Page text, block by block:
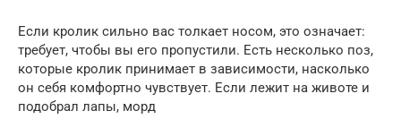
Если кролик сильно вас толкает носом, это означает:
требует, чтобы вы его пропустили. Есть несколько поз,
которые кролик принимает в зависимости, насколько
он себя комфортно чувствует. Если лежит на животе и
подобрал лапы, морд